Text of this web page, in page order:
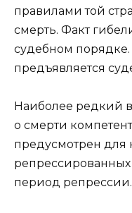
правилами той
смерть. Факт
судебном порядке.
предъявляется
Наиболее редкий
о смерти
предусмотрен для
период репрессии.